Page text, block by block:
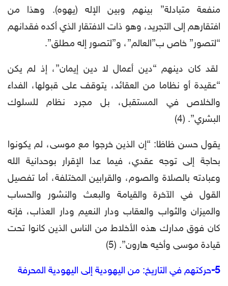
منفعة متبادلة” بينهم وبين الإله (يهوه). وهذا من
افتقارهم إلى التجريد، وهو ذات الافتقار الذي أكده فقدانهم
“لتصور” خاص ب”العالم”، و”لتصور إله مطلق”.
لقد كان دينهم “دين أعمال لا دين إيمان”، إذ لم يكن
“عقيدة أو نظاما من العقائد، يتوقف على قبولها، الفداء
والخلاص في المستقبل، بل مجرد نظام للسلوك
البشري”. (4)
يقول حسن ظاظا: “إن الذين خرجوا مع موسى، لم يكونوا
بحاجة إلى توجه عقدي، فيما عدا الإقرار بوحدانية الله
وعبادته بالصلاة والصوم، والقرابين المختلفة، أما تفصيل
القول في الآخرة والقيامة والبعث والنشور والحساب
والميزان والثواب والعقاب ودار النعيم ودار العذاب، فإنه
كان فوق مدارك هذه الأخلاط من الناس الذين كانوا تحت
قيادة موسى وأخيه هارون”. (5)
5- حركتهم في التاريخ: من اليهودية إلى اليهودية المحرفة